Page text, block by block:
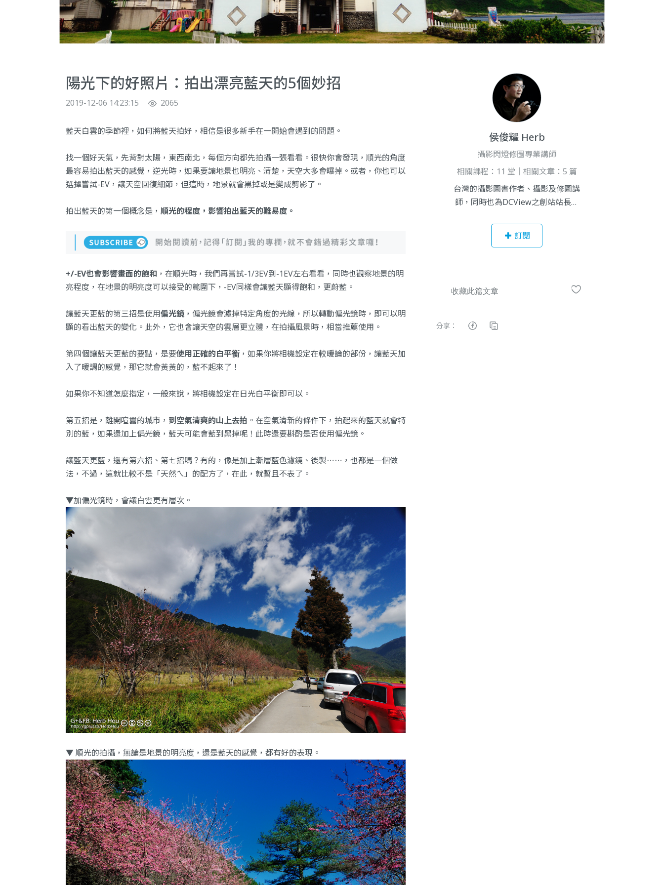
陽光下的好照片：拍出漂亮藍天的5個妙招
2019-12-06 14:23:15 2065
藍天白雲的季節裡，如何將藍天拍好，相信是很多新手在一開始會遇到的問題。
找一個好天氣，先背對太陽，東西南北，每個方向都先拍攝一張看看。很快你會發現，順光的角度
最容易拍出藍天的感覺，逆光時，如果要讓地景也明亮、清楚，天空大多會曝掉。或者，你也可以
選擇嘗試-EV，讓天空回復細節，但這時，地景就會黑掉或是變成剪影了。
拍出藍天的第一個概念是， 順光的程度，影響拍出藍天的難易度。
+/-EV也會影響畫面的飽和 ，在順光時，我們再嘗試-1/3EV到-1EV左右看看，同時也觀察地景的明
亮程度，在地景的明亮度可以接受的範圍下，-EV同樣會讓藍天顯得飽和，更蔚藍。
讓藍天更藍的第三招是使用偏光鏡 ，偏光鏡會濾掉特定角度的光線，所以轉動偏光鏡時，即可以明
顯的看出藍天的變化。此外，它也會讓天空的雲層更立體，在拍攝風景時，相當推薦使用。
第四個讓藍天更藍的要點，是要使用正確的白平衡 ，如果你將相機設定在較暖論的部份，讓藍天加
入了暖調的感覺，那它就會黃黃的，藍不起來了！
如果你不知道怎麼指定，一般來說，將相機設定在日光白平衡即可以。
第五招是，離開喧囂的城市， 到空氣清爽的山上去拍 。在空氣清新的條件下，拍起來的藍天就會特
別的藍，如果還加上偏光鏡，藍天可能會藍到黑掉呢！此時還要斟酌是否使用偏光鏡。
讓藍天更藍，還有第六招、第七招嗎？有的，像是加上漸層藍色濾鏡、後製⋯⋯，也都是一個做
法，不過，這就比較不是「天然ㄟ」的配方了，在此，就暫且不表了。
▼加偏光鏡時，會讓白雲更有層次。
▼ 順光的拍攝，無論是地景的明亮度，還是藍天的感覺，都有好的表現。
侯俊耀 Herb
攝影閃燈修圖專業講師
相關課程：11 堂｜相關文章：5 篇
台灣的攝影圖書作者、攝影及修圖講
師，同時也為DCView之創站站長，
攝影相關資訊。 與Lightroom相關的
暢銷著作有： Lightroom Classic CC
景寫真的奧祕 其他著作清單：http://
0場巡迴講座，主要講題為： 達芬奇
訂閱
分享：